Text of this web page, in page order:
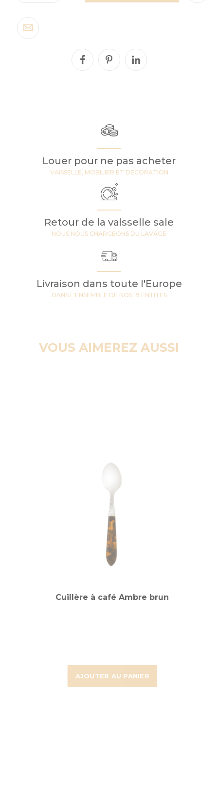
Louer pour ne pas acheter
VAISSELLE, MOBILIER ET DECORATION
Retour de la vaisselle sale
NOUS NOUS CHARGEONS DU LAVAGE
Livraison dans toute l'Europe
DANS L'ENSEMBLE DE NOS 19 ENTITES
VOUS AIMEREZ AUSSI
AJOUTER AU PANIER
Cuillère à café Ambre brun